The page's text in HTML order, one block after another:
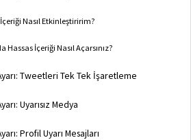
Nasıl Etkinleştiririm?
Hassas İçeriği Nasıl Açarsınız?
Tweetleri Tek Tek İşaretleme
Uyarısız Medya
Profil Uyarı Mesajları